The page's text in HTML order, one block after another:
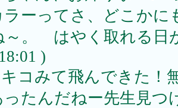
ーってさ、どこかに
～。 はやく取れる日
)
コみて飛んできた！
ったんだねー先生見つ